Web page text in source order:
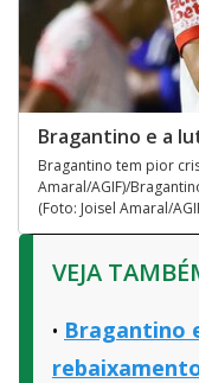
Bragantino e a
Bragantino tem pior
Amaral/AGIF)/
(Foto: Joisel Amaral/
VEJA
Bragantino